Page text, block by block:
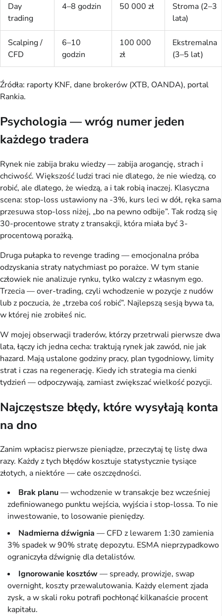
Day
trading
4–8 godzin 50 000 zł
Stroma (2–3
lata)
Scalping /
CFD
6–10
godzin
100 000
zł
Ekstremalna
(3–5 lat)
Źródła: raporty KNF, dane brokerów (XTB, OANDA), portal
Rankia.
Psychologia — wróg numer jeden
każdego tradera
Rynek nie zabija braku wiedzy — zabija arogancję, strach i
chciwość. Większość ludzi traci nie dlatego, że nie wiedzą, co
robić, ale dlatego, że wiedzą, a i tak robią inaczej. Klasyczna
scena: stop-loss ustawiony na -3%, kurs leci w dół, ręka sama
przesuwa stop-loss niżej, „bo na pewno odbije”. Tak rodzą się
30-procentowe straty z transakcji, która miała być 3-
procentową porażką.
Druga pułapka to revenge trading — emocjonalna próba
odzyskania straty natychmiast po porażce. W tym stanie
człowiek nie analizuje rynku, tylko walczy z własnym ego.
Trzecia — over-trading, czyli wchodzenie w pozycje z nudów
lub z poczucia, że „trzeba coś robić”. Najlepszą sesją bywa ta,
w której nie zrobiłeś nic.
W mojej obserwacji traderów, którzy przetrwali pierwsze dwa
lata, łączy ich jedna cecha: traktują rynek jak zawód, nie jak
hazard. Mają ustalone godziny pracy, plan tygodniowy, limity
strat i czas na regenerację. Kiedy ich strategia ma cienki
tydzień — odpoczywają, zamiast zwiększać wielkość pozycji.
Najczęstsze błędy, które wysyłają konta
na dno
Zanim wpłacisz pierwsze pieniądze, przeczytaj tę listę dwa
razy. Każdy z tych błędów kosztuje statystycznie tysiące
złotych, a niektóre — całe oszczędności.
Brak planu— wchodzenie w transakcje bez wcześniej
zdefiniowanego punktu wejścia, wyjścia i stop-lossa. To nie
inwestowanie, to losowanie pieniędzy.
Nadmierna dźwignia — CFD z lewarem 1:30 zamienia
3% spadek w 90% stratę depozytu. ESMA nieprzypadkowo
ograniczyła dźwignię dla detalistów.
Ignorowanie kosztów— spready, prowizje, swap
overnight, koszty przewalutowania. Każdy element zjada
zysk, a w skali roku potrafi pochłonąć kilkanaście procent
kapitału.